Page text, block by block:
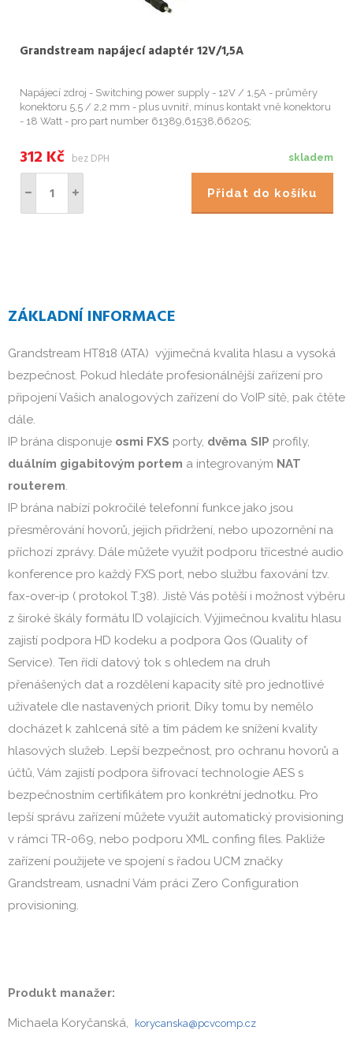
Grandstream napájecí adaptér 12V/1,5A
Napájecí zdroj - Switching power supply - 12V / 1,5A - průměry
konektoru 5,5 / 2,2 mm - plus uvnitř, mínus kontakt vně konektoru
- 18 Watt - pro part number 61389,61538,66205;
skladem
312 Kč bez DPH
Přidat do košíku
ZÁKLADNÍ INFORMACE
Grandstream HT818 (ATA)  výjimečná kvalita hlasu a vysoká
bezpečnost. Pokud hledáte profesionálnější zařízení pro
připojení Vašich analogových zařízení do VoIP sítě, pak čtěte
dále.
IP brána disponuje osmi FXS porty, dvěma SIP
duálním gigabitovým portem a integrovaným NAT
routerem.
IP brána nabízí pokročilé telefonní funkce jako jsou
přesměrování hovorů, jejich přidržení, nebo upozornění na
příchozí zprávy. Dále můžete využít podporu třícestné audio
konference pro každý FXS port, nebo službu faxování tzv.
fax-over-ip ( protokol T.38). Jistě Vás potěší i možnost výběru
z široké škály formátu ID volajících. Výjimečnou kvalitu hlasu
zajistí podpora HD kodeku a podpora Qos (Quality of
Service). Ten řídí datový tok s ohledem na druh
přenášených dat a rozdělení kapacity sítě pro jednotlivé
uživatele dle nastavených priorit. Díky tomu by nemělo
docházet k zahlcená sítě a tím pádem ke snížení kvality
hlasových služeb. Lepší bezpečnost, pro ochranu hovorů a
účtů, Vám zajistí podpora šifrovací technologie AES s
bezpečnostním certifikátem pro konkrétní jednotku. Pro
lepší správu zařízení můžete využít automatický provisioning
v rámci TR-069, nebo podporu XML confing files. Pakliže
zařízení použijete ve spojení s řadou UCM značky
Grandstream, usnadní Vám práci Zero Configuration
provisioning.
Produkt manažer:
Michaela Koryčanská, korycanska@pcvcomp.cz